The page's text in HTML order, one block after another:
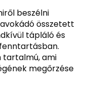
beszélni
összetett
tápláló és
tartalmú, ami
megőrzése